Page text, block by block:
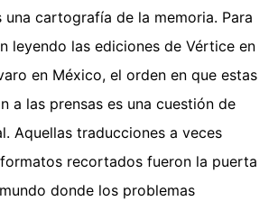
una cartografía de la memoria. Para
leyendo las ediciones de Vértice en
en México, el orden en que estas
a las prensas es una cuestión de
Aquellas traducciones a veces
recortados fueron la puerta
donde los problemas